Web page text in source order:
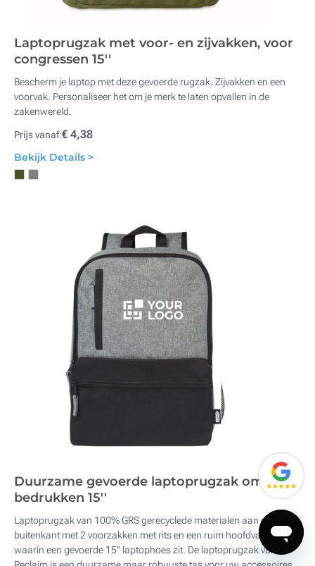
Laptoprugzak met voor- en zijvakken, voor
congressen 15''
Bescherm je laptop met deze gevoerde rugzak. Zijvakken en een
voorvak. Personaliseer het om je merk te laten opvallen in de
zakenwereld.
Prijs vanaf:€ 4,38
Bekijk Details >
Duurzame gevoerde laptoprugzak om te
bedrukken 15''
Laptoprugzak van 100% GRS gerecyclede materialen aan de
buitenkant met 2 voorzakken met rits en een ruim hoofdvak met rits
waarin een gevoerde 15'' laptophoes zit. De laptoprugzak van